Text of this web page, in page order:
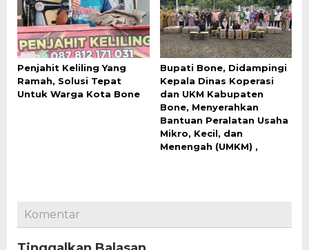
Penjahit Keliling Yang
Ramah, Solusi Tepat
Untuk Warga Kota Bone
Bupati Bone, Didampingi
Kepala Dinas Koperasi
dan UKM Kabupaten
Bone, Menyerahkan
Bantuan Peralatan Usaha
Mikro, Kecil, dan
Menengah (UMKM) ,
Komentar